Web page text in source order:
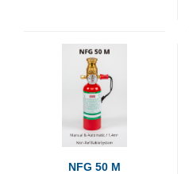
NFG 50 M